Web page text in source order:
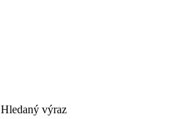
Hledaný výraz